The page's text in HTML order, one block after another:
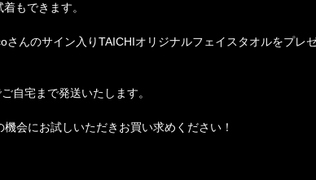
もできます。
んのサイン入りTAICHIオリジナルフェイスタオルをプレ
自宅まで発送いたします。
会にお試しいただきお買い求めください！